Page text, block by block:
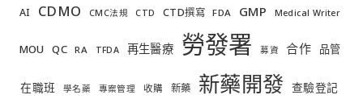
AI CDMO CMC法規 CTD CTD撰寫 FDA GMP Medical Writer
MOU QC RA TFDA 再生醫療 勞發署 募資 合作 品管
在職班 學名藥 專案管理 收購 新藥 新藥開發 查驗登記